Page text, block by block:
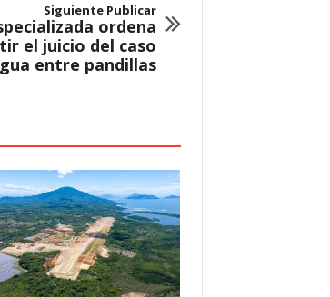
Siguiente Publicar
ordena
el juicio del caso
entre pandillas